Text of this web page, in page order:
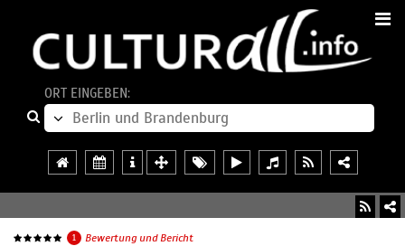
ORT EINGEBEN:
1 Bewertung und Bericht